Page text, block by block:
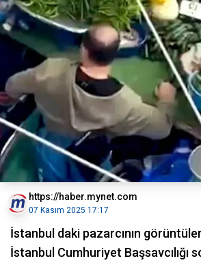
https://haber.mynet.com
07 Kasım 2025 17:17
İstanbul daki pazarcının
İstanbul Cumhuriyet Başsavcılığı